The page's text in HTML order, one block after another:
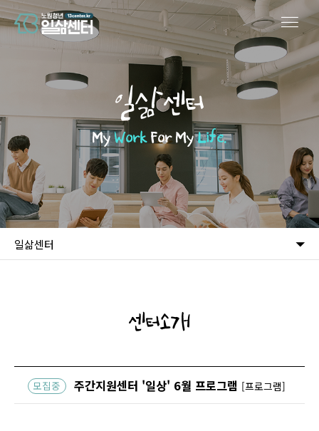
일삶센터
MyWorkFor MyLife.
일삶센터
센터소개
모집중 주간지원센터 '일상' 6월 프로그램 [프로그램]